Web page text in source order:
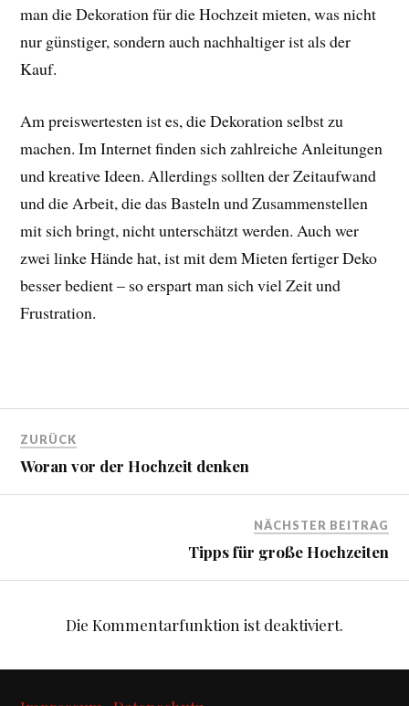
man die Dekoration für die Hochzeit mieten, was nicht
nur günstiger, sondern auch nachhaltiger ist als der
Kauf.
Am preiswertesten ist es, die Dekoration selbst zu
machen. Im Internet finden sich zahlreiche Anleitungen
und kreative Ideen. Allerdings sollten der Zeitaufwand
und die Arbeit, die das Basteln und Zusammenstellen
mit sich bringt, nicht unterschätzt werden. Auch wer
zwei linke Hände hat, ist mit dem Mieten fertiger Deko
besser bedient – so erspart man sich viel Zeit und
Frustration.
ZURÜCK
Woran vor der Hochzeit denken
NÄCHSTER BEITRAG
Tipps für große Hochzeiten
Die Kommentarfunktion ist deaktiviert.